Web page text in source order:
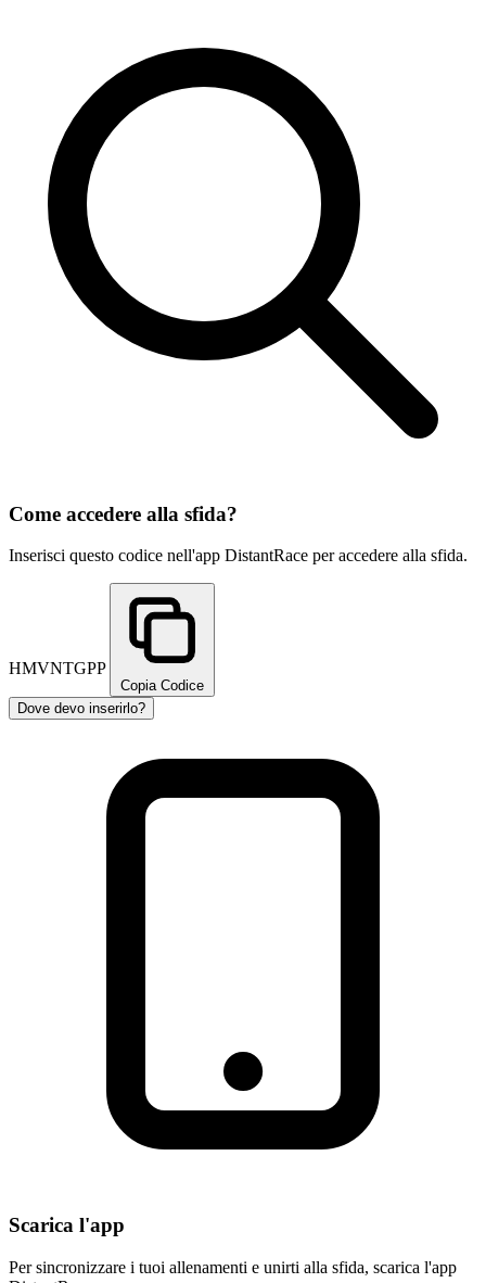
Come accedere alla sfida?
Inserisci questo codice nell'app DistantRace per accedere alla sfida.
HMVNTGPP
Copia Codice
Dove devo inserirlo?
Scarica l'app
Per sincronizzare i tuoi allenamenti e unirti alla sfida, scarica l'app